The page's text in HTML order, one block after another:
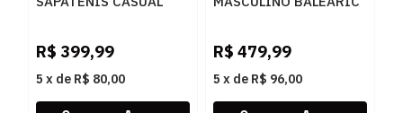
R$ 399,99
5 x de R$ 80,00
GELO
R$ 479,99
5 x de R$ 96,00